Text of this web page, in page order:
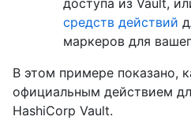
средств действий
маркеров для
В этом примере показано,
официальным действием
HashiCorp Vault.